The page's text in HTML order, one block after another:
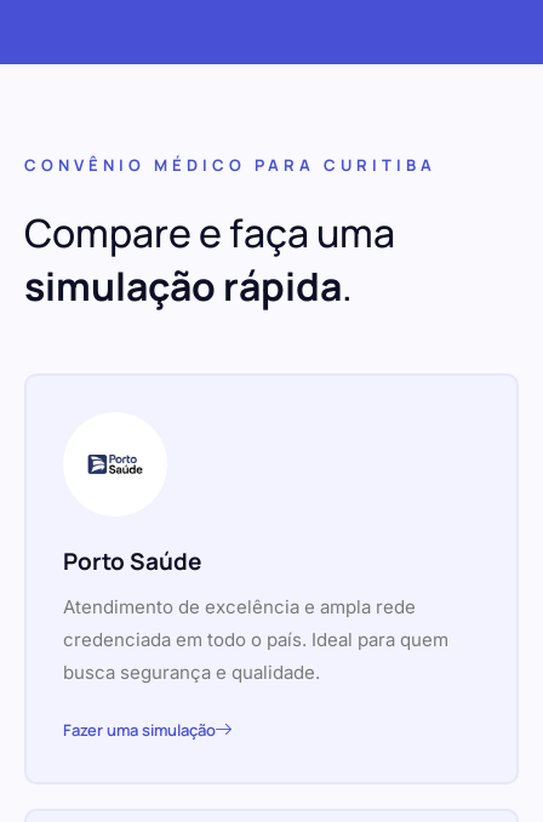
CONVÊNIO MÉDICO PARA CURITIBA
Compare e faça uma
simulação rápida.
Porto Saúde
Atendimento de excelência e ampla rede
credenciada em todo o país. Ideal para quem
busca segurança e qualidade.
Fazer uma simulação